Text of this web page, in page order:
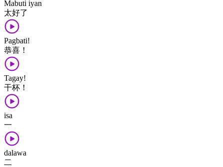
Mabuti iyan
太​好​了
Pagbati!
恭喜！
Tagay!
干杯！
isa
一
dalawa
二